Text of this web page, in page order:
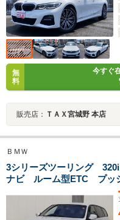
無
料
今すぐ
販売店： ＴＡＸ宮城野 本店
ＢＭＷ
3シリーズツーリング
ナビ ルーム型ETC プッ